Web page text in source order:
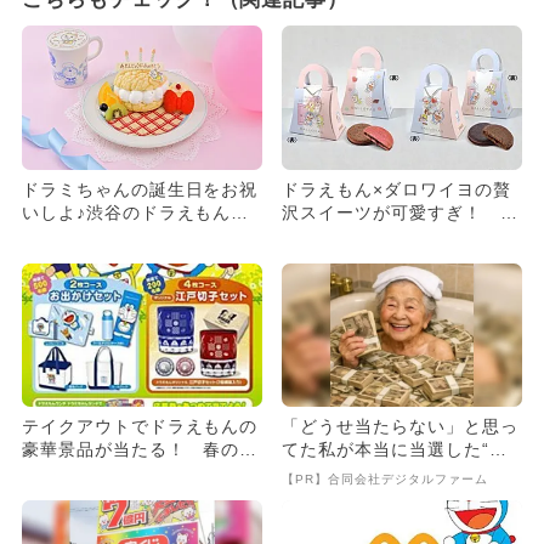
ドラミちゃんの誕生日をお祝
いしよ♪渋谷のドラえもんカ
ドラえもん×ダロワイヨの贅
沢スイーツが可愛すぎ！ 限
テイクアウトでドラえもんの
豪華景品が当たる！ 春の行
「どうせ当たらない」と思っ
てた私が本当に当選した“買
い方”がこれ
【PR】合同会社デジタルファーム